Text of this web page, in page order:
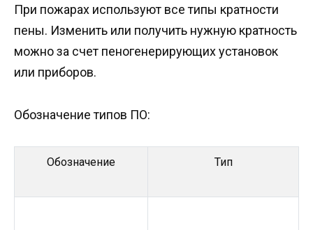
При пожарах используют все типы кратности
пены. Изменить или получить нужную кратность
можно за счет пеногенерирующих установок
или приборов.
Обозначение типов ПО:
Обозначение Тип